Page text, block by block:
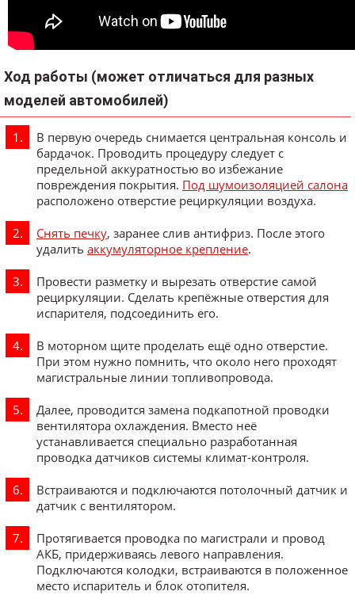
Ход работы (может отличаться для разных
моделей автомобилей)
В первую очередь снимается центральная консоль и
бардачок. Проводить процедуру следует с
предельной аккуратностью во избежание
повреждения покрытия. Под шумоизоляцией салона
расположено отверстие рециркуляции воздуха.
Снять печку, заранее слив антифриз. После этого
удалить аккумуляторное крепление.
Провести разметку и вырезать отверстие самой
рециркуляции. Сделать крепёжные отверстия для
испарителя, подсоединить его.
В моторном щите проделать ещё одно отверстие.
При этом нужно помнить, что около него проходят
магистральные линии топливопровода.
Далее, проводится замена подкапотной проводки
вентилятора охлаждения. Вместо неё
устанавливается специально разработанная
проводка датчиков системы климат-контроля.
Встраиваются и подключаются потолочный датчик и
датчик с вентилятором.
Протягивается проводка по магистрали и провод
АКБ, придерживаясь левого направления.
Подключаются колодки, встраиваются в положенное
место испаритель и блок отопителя.